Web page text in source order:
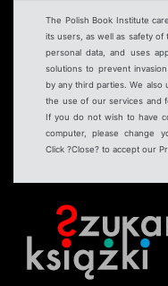
The Polish Book Institute
its users, as well as safety
personal data, and uses
solutions to prevent
by any third parties. We also
the use of our services and
If you do not wish to have
computer, please change
Click ?Close? to accept our